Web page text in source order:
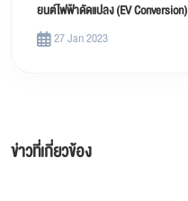
ยนต์ไฟฟ้าดัดแปลง (EV Conversion)
27 Jan 2023
ข่าวที่เกี่ยวข้อง